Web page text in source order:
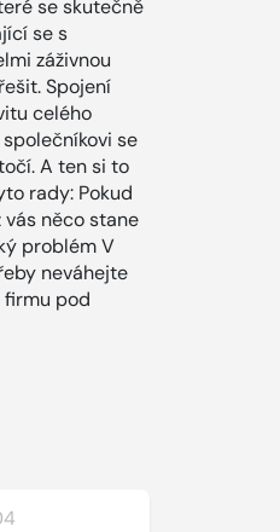
se skutečně
se s
záživnou
Spojení
celého
se
A ten si to
rady: Pokud
něco stane
problém V
neváhejte
firmu pod